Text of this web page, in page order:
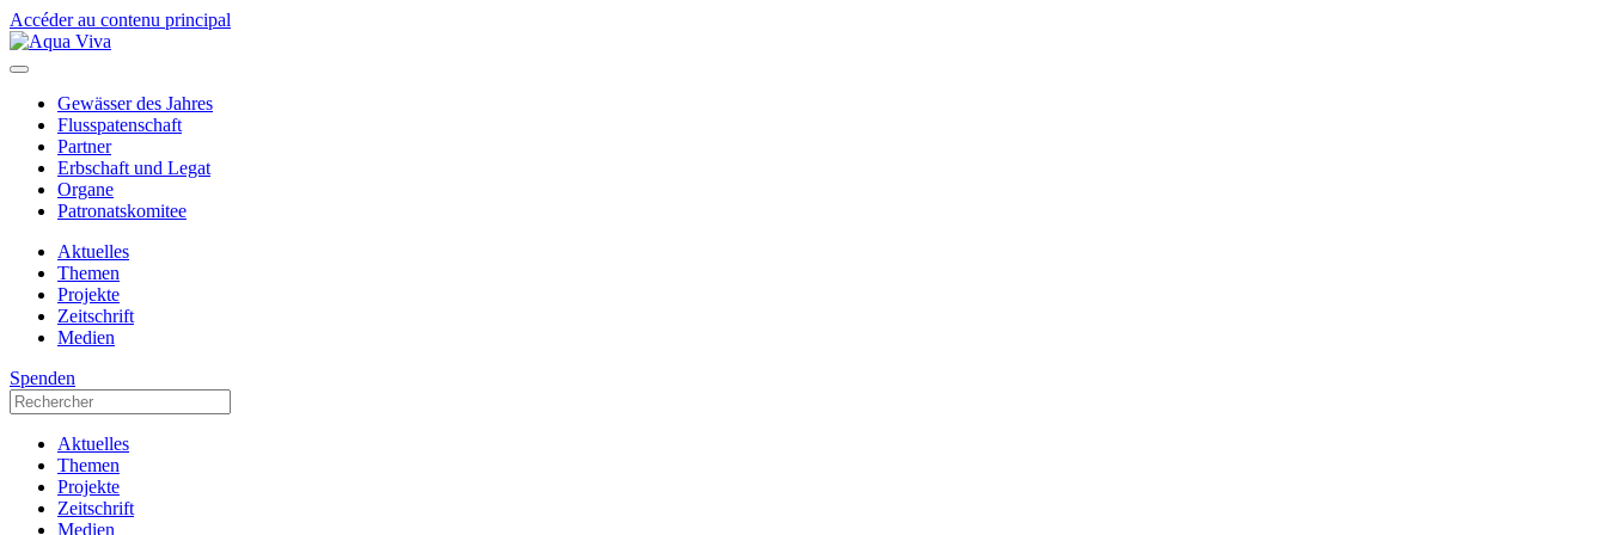
Accéder au contenu principal
Gewässer des Jahres
Flusspatenschaft
Partner
Erbschaft und Legat
Organe
Patronatskomitee
Aktuelles
Themen
Projekte
Zeitschrift
Medien
Spenden
Aktuelles
Themen
Projekte
Zeitschrift
Medien